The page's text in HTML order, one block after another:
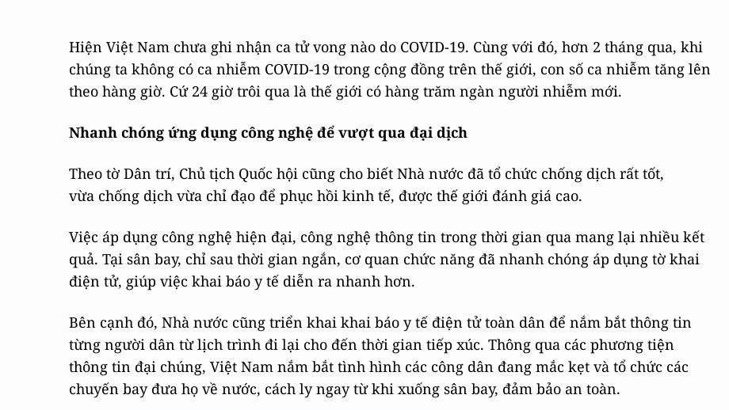
Hiện Việt Nam chưa ghi nhận ca tử vong nào do COVID-19. Cùng với đó, hơn 2 tháng qua, khi
chúng ta không có ca nhiễm COVID-19 trong cộng đồng trên thế giới, con số ca nhiễm tăng lên
theo hàng giờ. Cứ 24 giờ trôi qua là thế giới có hàng trăm ngàn người nhiễm mới.
Nhanh chóng ứng dụng công nghệ để vượt qua đại dịch
Theo tờ Dân trí, Chủ tịch Quốc hội cũng cho biết Nhà nước đã tổ chức chống dịch rất tốt,
vừa chống dịch vừa chỉ đạo để phục hồi kinh tế, được thế giới đánh giá cao.
Việc áp dụng công nghệ hiện đại, công nghệ thông tin trong thời gian qua mang lại nhiều kết
quả. Tại sân bay, chỉ sau thời gian ngắn, cơ quan chức năng đã nhanh chóng áp dụng tờ khai
điện tử, giúp việc khai báo y tế diễn ra nhanh hơn.
Bên cạnh đó, Nhà nước cũng triển khai khai báo y tế điện tử toàn dân để nắm bắt thông tin
từng người dân từ lịch trình đi lại cho đến thời gian tiếp xúc. Thông qua các phương tiện
thông tin đại chúng, Việt Nam nắm bắt tình hình các công dân đang mắc kẹt và tổ chức các
chuyến bay đưa họ về nước, cách ly ngay từ khi xuống sân bay, đảm bảo an toàn.